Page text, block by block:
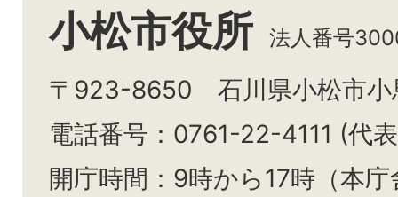
小松市役所 法人番号
〒923-8650 石川県小松市小
電話番号：0761-22-4111 (代
開庁時間：9時から17時（本